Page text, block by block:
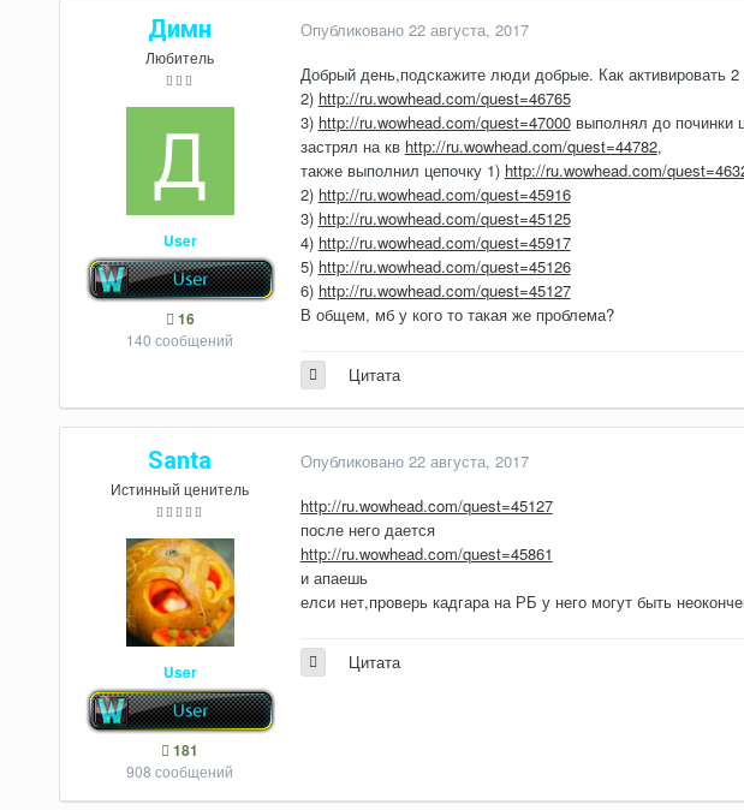
Димн
Любитель
User
16
140 сообщений
Опубликовано 22 августа, 2017
Добрый день,подскажите люди добрые. Как активировать
2) http://ru.wowhead.com/quest=46765
3) http://ru.wowhead.com/quest=47000выполнял до починки
застрял на кв http://ru.wowhead.com/quest=44782,
также выполнил цепочку 1) http://ru.wowhead.com/
2) http://ru.wowhead.com/quest=45916
3) http://ru.wowhead.com/quest=45125
4) http://ru.wowhead.com/quest=45917
5) http://ru.wowhead.com/quest=45126
6) http://ru.wowhead.com/quest=45127
В общем, мб у кого то такая же проблема?
Цитата
Santa
Истинный ценитель
User
181
908 сообщений
Опубликовано 22 августа, 2017
http://ru.wowhead.com/quest=45127
после него дается
http://ru.wowhead.com/quest=45861
и апаешь
елси нет,проверь кадгара на РБ у него могут быть
Цитата